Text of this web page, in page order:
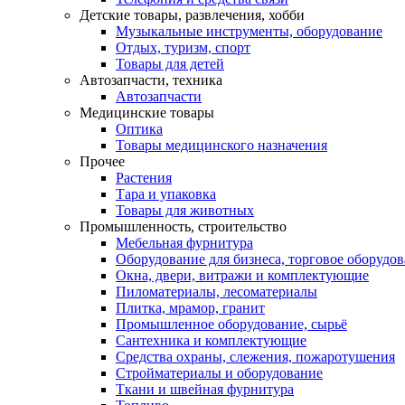
Детские товары, развлечения, хобби
Музыкальные инструменты, оборудование
Отдых, туризм, спорт
Товары для детей
Автозапчасти, техника
Автозапчасти
Медицинские товары
Оптика
Товары медицинского назначения
Прочее
Растения
Тара и упаковка
Товары для животных
Промышленность, строительство
Мебельная фурнитура
Оборудование для бизнеса, торговое
Окна, двери, витражи и комплектующие
Пиломатериалы, лесоматериалы
Плитка, мрамор, гранит
Промышленное оборудование, сырьё
Сантехника и комплектующие
Средства охраны, слежения, пожаротушения
Стройматериалы и оборудование
Ткани и швейная фурнитура